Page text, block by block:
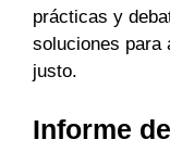
prácticas y
soluciones para
justo.
Informe